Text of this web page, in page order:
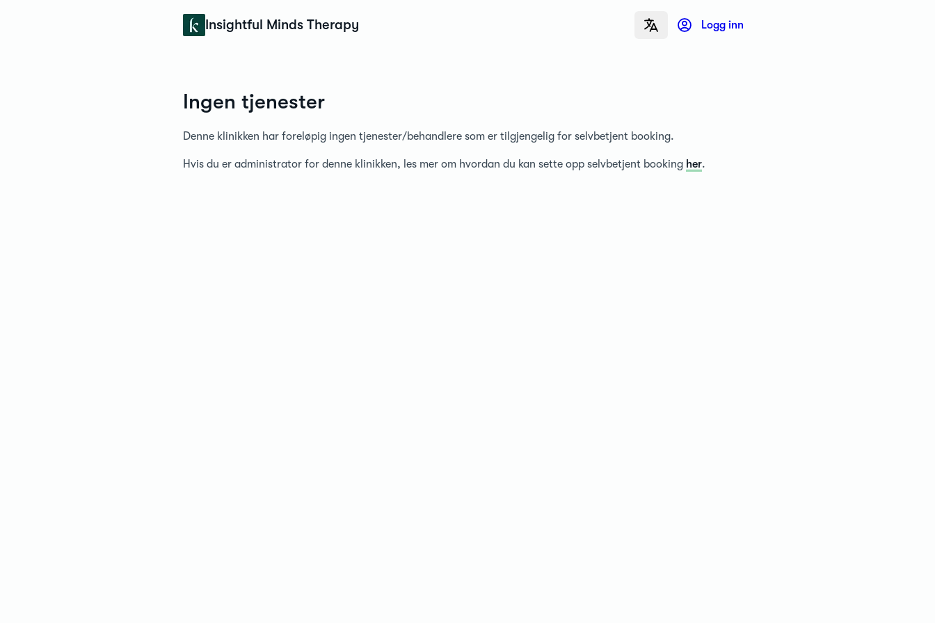
Insightful Minds Therapy Logg inn
Ingen tjenester
Denne klinikken har foreløpig ingen tjenester/behandlere som er tilgjengelig for selvbetjent booking.
Hvis du er administrator for denne klinikken, les mer om hvordan du kan sette opp selvbetjent booking her.